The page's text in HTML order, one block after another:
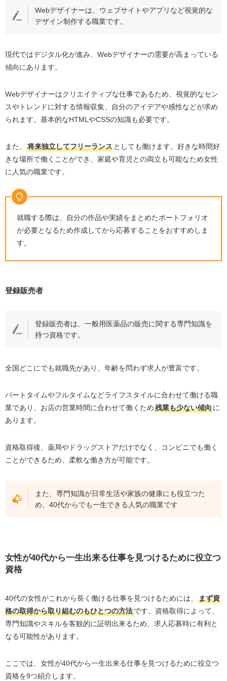
Webデザイナーは、ウェブサイトやアプリなど視覚的な
デザイン制作する職業です。
現代ではデジタル化が進み、Webデザイナーの需要が高まっている
傾向にあります。
Webデザイナーはクリエイティブな仕事であるため、視覚的なセン
スやトレンドに対する情報収集、自分のアイデアや感性などが求め
られます。基本的なHTMLやCSSの知識も必要です。
また、 将来独立してフリーランスとしても働けます。好きな時間好
きな場所で働くことができ、家庭や育児との両立も可能なため女性
に人気の職業です。
就職する際は、自分の作品や実績をまとめたポートフォリオ
が必要となるため作成してから応募することをおすすめしま
す。
登録販売者
登録販売者は、一般用医薬品の販売に関する専門知識を
持つ資格です。
全国どこにでも就職先があり、年齢を問わず求人が豊富です。
パートタイムやフルタイムなどライフスタイルに合わせて働ける職
業であり、お店の営業時間に合わせて働くため残業も少ない傾向に
あります。
資格取得後、薬局やドラッグストアだけでなく、コンビニでも働く
ことができるため、柔軟な働き方が可能です。
また、専門知識が日常生活や家族の健康にも役立つた
め、40代からでも一生できる人気の職業です
女性が40代から一生出来る仕事を見つけるために役立つ
資格
40代の女性がこれから長く働ける仕事を見つけるためには、
まず資
格の取得から取り組むのもひとつの方法です。資格取得によって、
専門知識やスキルを客観的に証明出来るため、求人応募時に有利と
なる可能性があります。
ここでは、女性が40代から一生出来る仕事を見つけるために役立つ
資格を9つ紹介します。